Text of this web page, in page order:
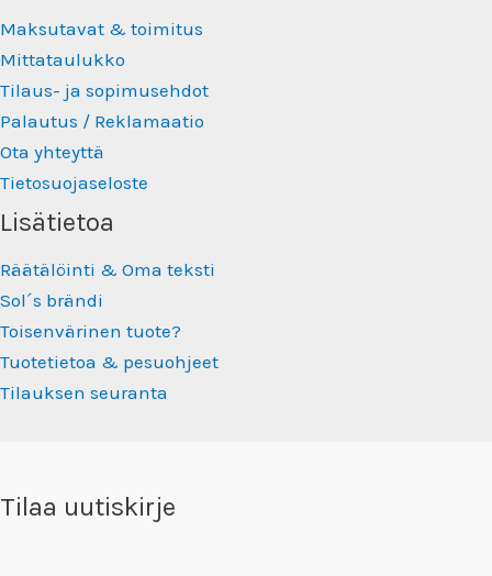
Maksutavat & toimitus
Mittataulukko
Tilaus- ja sopimusehdot
Palautus / Reklamaatio
Ota yhteyttä
Tietosuojaseloste
Lisätietoa
Räätälöinti & Oma teksti
Sol´s brändi
Toisenvärinen tuote?
Tuotetietoa & pesuohjeet
Tilauksen seuranta
Tilaa uutiskirje